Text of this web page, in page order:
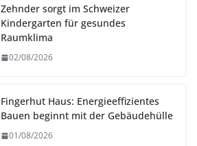
Zehnder sorgt im Schweizer
Kindergarten für gesundes
Raumklima
02/08/2026
Fingerhut Haus: Energieeffizientes
Bauen beginnt mit der Gebäudehülle
01/08/2026